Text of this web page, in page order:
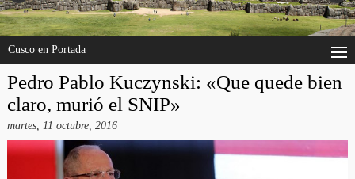
Cusco en Portada
Pedro Pablo Kuczynski: «Que quede bien
claro, murió el SNIP»
martes, 11 octubre, 2016